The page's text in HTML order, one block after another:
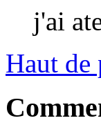
j'ai
Haut de